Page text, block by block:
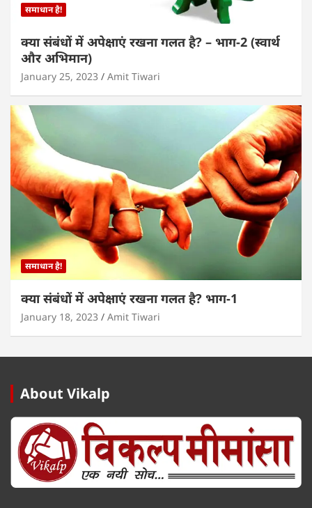
समाधान है!
क्या संबंधों में अपेक्षाएं रखना गलत है? – भाग-2 (स्वार्थ
और अभिमान)
January 25, 2023 Amit Tiwari
समाधान है!
क्या संबंधों में अपेक्षाएं रखना गलत है? भाग-1
January 18, 2023 Amit Tiwari
About Vikalp